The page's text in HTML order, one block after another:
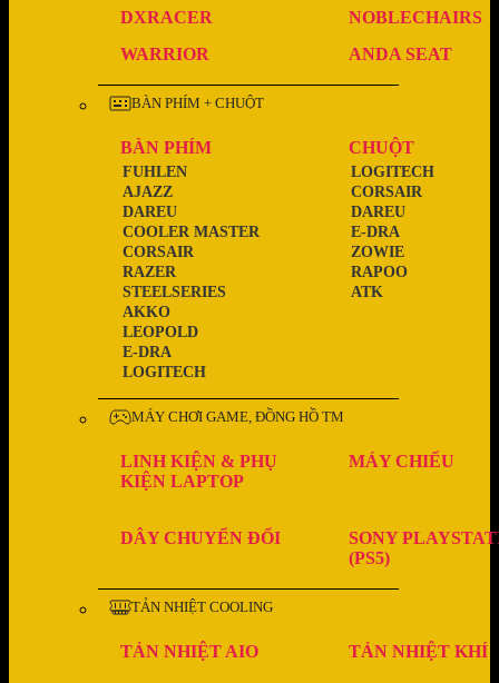
DXRACER
NOBLECHAIRS
WARRIOR
ANDA SEAT
BÀN PHÍM + CHUỘT
BÀN PHÍM
LOGITECH
E-DRA
LEOPOLD
AKKO
STEELSERIES
RAZER
CORSAIR
COOLER MASTER
DAREU
AJAZZ
FUHLEN
CHUỘT
ATK
RAPOO
ZOWIE
E-DRA
DAREU
CORSAIR
LOGITECH
MÁY CHƠI GAME, ĐỒNG HỒ TM
LINH KIỆN & PHỤ
KIỆN LAPTOP
MÁY CHIẾU
DÂY CHUYỂN ĐỔI
SONY
(PS5)
TẢN NHIỆT COOLING
TẢN NHIỆT AIO TẢN NHIỆT KHÍ